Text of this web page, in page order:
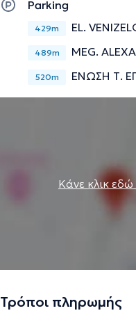
Parking
429m EL.
489m MEG.
520m ΕΝΩΣΗ Τ.
Κάνε κλικ εδώ
Τρόποι πληρωμής